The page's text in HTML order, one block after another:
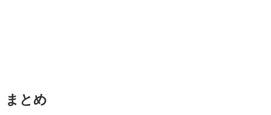
まとめ